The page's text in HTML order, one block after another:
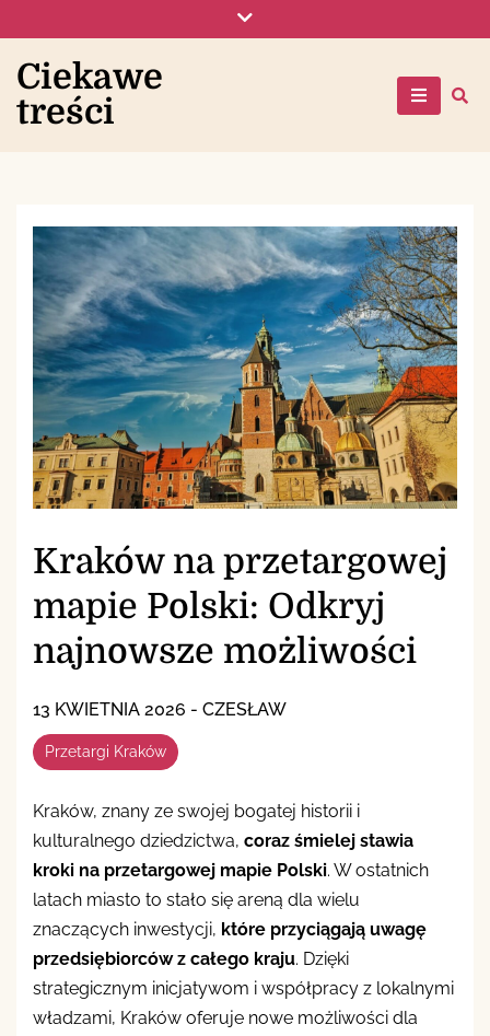
to
content
Ciekawe
treści
Kraków na przetargowej
mapie Polski: Odkryj
najnowsze możliwości
13 KWIETNIA 2026 - CZESŁAW
Przetargi Kraków
Kraków, znany ze swojej bogatej historii i
kulturalnego dziedzictwa, coraz śmielej stawia
kroki na przetargowej mapie Polski. W ostatnich
latach miasto to stało się areną dla wielu
znaczących inwestycji, które przyciągają uwagę
przedsiębiorców z całego kraju. Dzięki
strategicznym inicjatywom i współpracy z lokalnymi
władzami, Kraków oferuje nowe możliwości dla